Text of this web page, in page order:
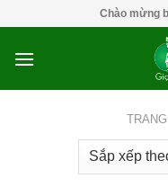
content
Chào mừng